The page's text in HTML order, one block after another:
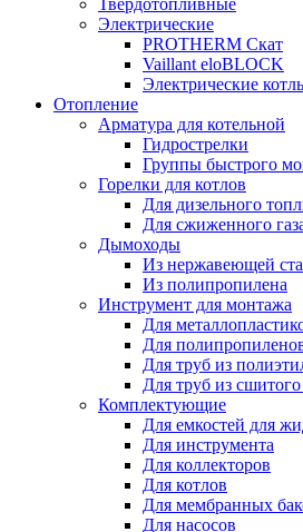
Твердотопливные
Электрические
PROTHERM Скат
Vaillant eloBLOCK
Электрические
Отопление
Арматура для котельной
Гидрострелки
Группы быстрого
Горелки для котлов
Для дизельного
Для сжиженного
Дымоходы
Из нержавеющей
Из полипропилена
Инструмент для монтажа
Для
Для
Для труб из
Для труб из
Комплектующие
Для емкостей для
Для инструмента
Для коллекторов
Для котлов
Для мембранных
Для насосов